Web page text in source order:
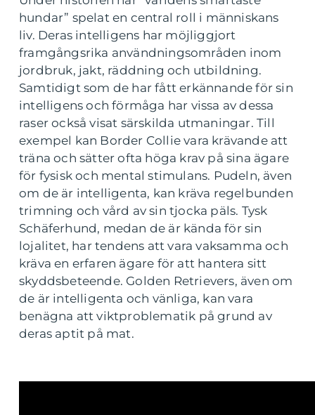
hundar” spelat en central roll i människans
liv. Deras intelligens har möjliggjort
framgångsrika användningsområden inom
jordbruk, jakt, räddning och utbildning.
Samtidigt som de har fått erkännande för sin
intelligens och förmåga har vissa av dessa
raser också visat särskilda utmaningar. Till
exempel kan Border Collie vara krävande att
träna och sätter ofta höga krav på sina ägare
för fysisk och mental stimulans. Pudeln, även
om de är intelligenta, kan kräva regelbunden
trimning och vård av sin tjocka päls. Tysk
Schäferhund, medan de är kända för sin
lojalitet, har tendens att vara vaksamma och
kräva en erfaren ägare för att hantera sitt
skyddsbeteende. Golden Retrievers, även om
de är intelligenta och vänliga, kan vara
benägna att viktproblematik på grund av
deras aptit på mat.